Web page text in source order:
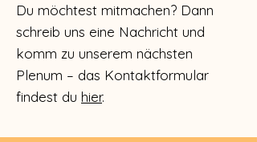
Du möchtest mitmachen? Dann
schreib uns eine Nachricht und
komm zu unserem nächsten
Plenum – das Kontaktformular
findest du hier.